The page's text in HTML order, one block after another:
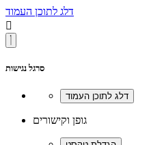
דלג לתוכן העמוד

סרגל נגישות
גופן וקישורים